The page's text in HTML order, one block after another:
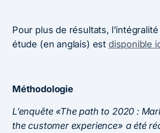
Pour plus de résultats,
étude (en anglais) est disponible
Méthodologie
L’enquête «The path to 2020 :
the customer experience» a été